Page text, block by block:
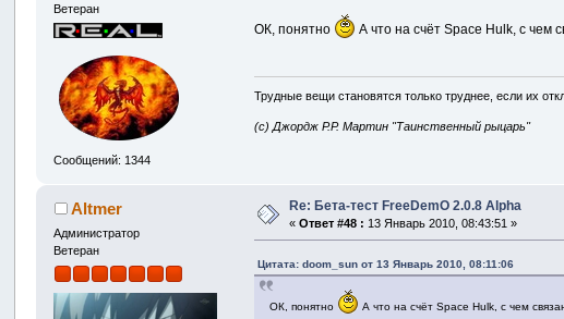
Ветеран
Сообщений: 1344
ОК, понятно А что на счёт Space Hulk, с чем
Трудные вещи становятся только труднее, если их
(с) Джордж Р.Р. Мартин "Таинственный рыцарь"
Altmer
Администратор
Ветеран
Re: Бета-тест FreeDemO 2.0.8 Alpha
«Ответ #48 : 13 Январь 2010, 08:43:51 »
Цитата: doom_sun от 13 Январь 2010, 08:11:06
ОК, понятно А что на счёт Space Hulk, с чем